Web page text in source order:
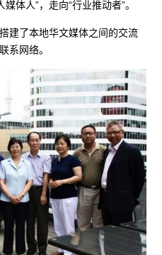
体人”，走向“行业推动者”。
建了本地华文媒体之间的交流
系网络。